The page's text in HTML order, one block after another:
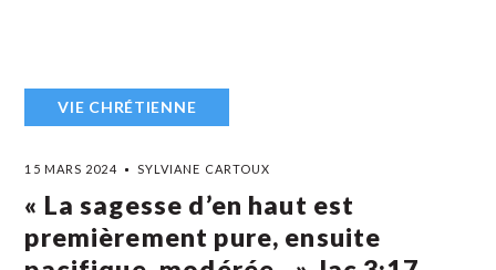
VIE CHRÉTIENNE
15 MARS 2024 SYLVIANE CARTOUX
« La sagesse d’en haut est
premièrement pure, ensuite